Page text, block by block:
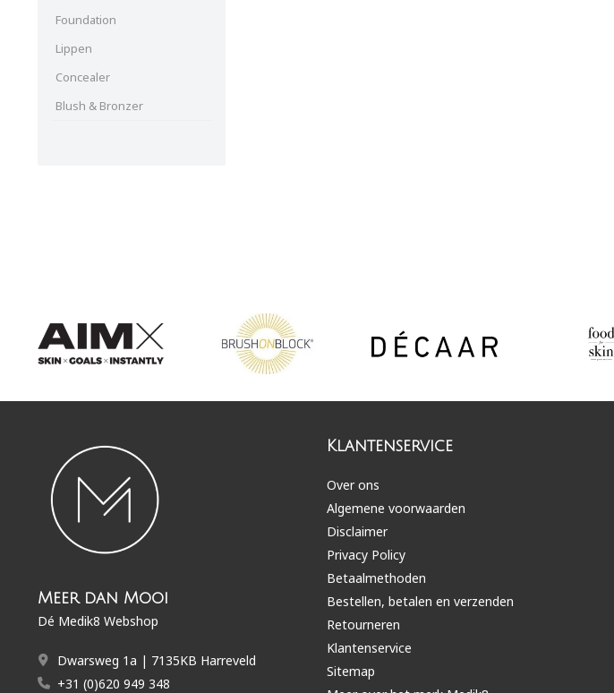
Foundation
Lippen
Concealer
Blush & Bronzer
Meer dan Mooi
Dé Medik8 Webshop
Dwarsweg 1a | 7135KB Harreveld
+31 (0)620 949 348
Klantenservice
Over ons
Algemene voorwaarden
Disclaimer
Privacy Policy
Betaalmethoden
Bestellen, betalen en verzenden
Retourneren
Klantenservice
Sitemap